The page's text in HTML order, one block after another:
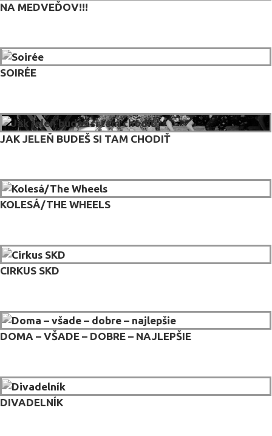
NA MEDVEĎOV!!!
SOIRÉE
JAK JELEŇ BUDEŠ SI TAM CHODIŤ
KOLESÁ/THE WHEELS
CIRKUS SKD
DOMA – VŠADE – DOBRE – NAJLEPŠIE
DIVADELNÍK